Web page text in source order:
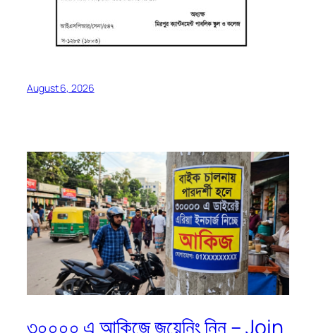
August 6, 2026
৩০০০০ এ আকিজে জয়েনিং নিন – Join